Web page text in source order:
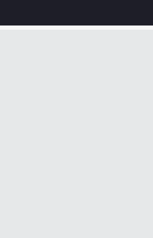
您的购物车